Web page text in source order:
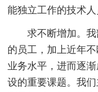
能独立工作的技术
求不断增加。我
的员工，加上近年
业务水平，进而逐
设的重要课题。我